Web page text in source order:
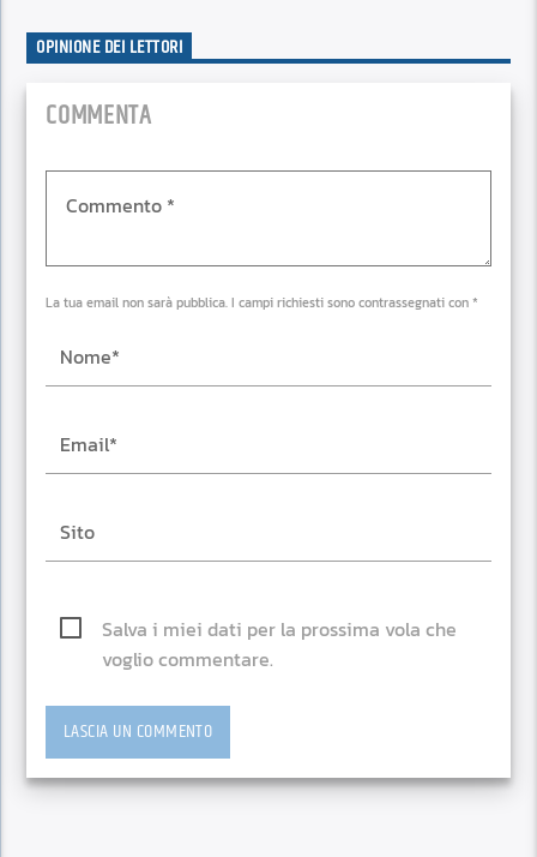
OPINIONE DEI LETTORI
COMMENTA
La tua email non sarà pubblica. I campi richiesti sono contrassegnati con *
Salva i miei dati per la prossima vola che
voglio commentare.